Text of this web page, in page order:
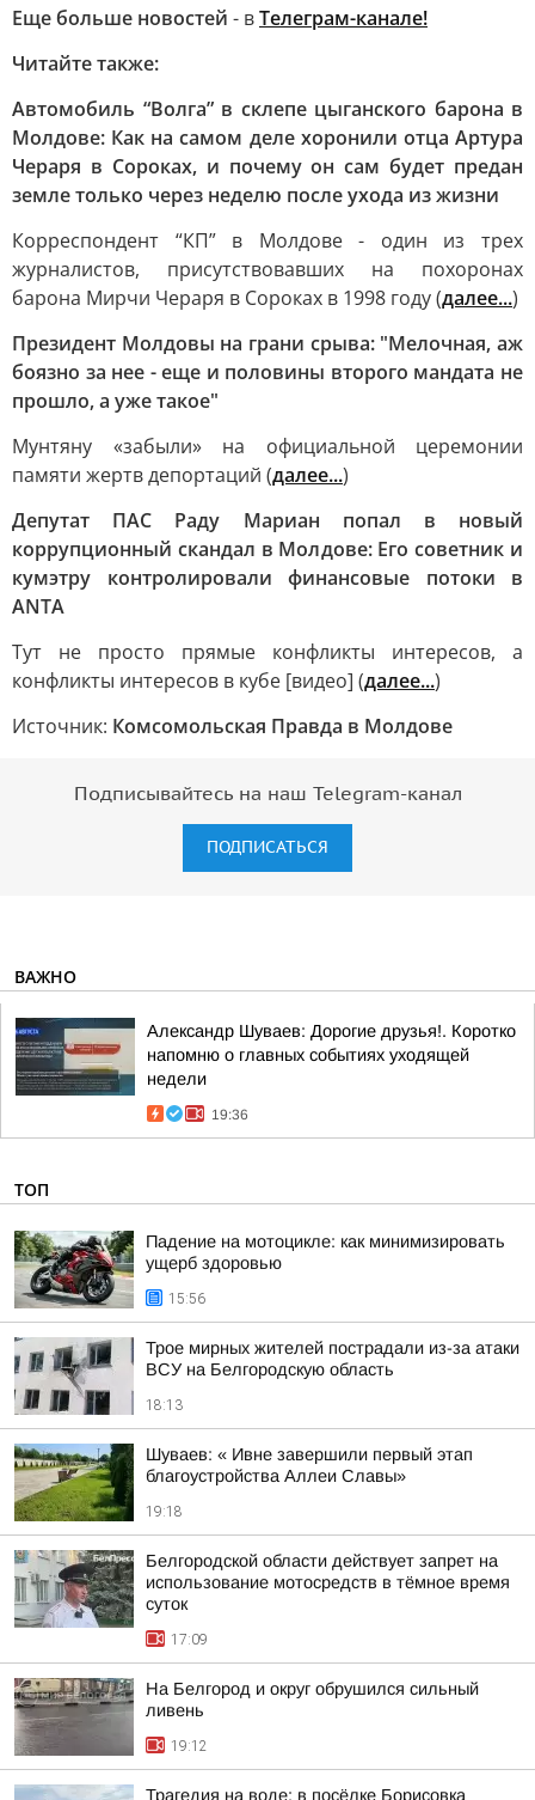
Еще больше новостей - вТелеграм-канале!
Читайте также:
Автомобиль “Волга” в склепе цыганского барона в
Молдове: Как на самом деле хоронили отца Артура
Чераря в Сороках, и почему он сам будет предан
земле только через неделю после ухода из жизни
Корреспондент “КП” в Молдове - один из трех
журналистов, присутствовавших на похоронах
барона Мирчи Чераря в Сороках в 1998 году (далее...)
Президент Молдовы на грани срыва: "Мелочная, аж
боязно за нее - еще и половины второго мандата не
прошло, а уже такое"
Мунтяну «забыли» на официальной церемонии
памяти жертв депортаций (далее...)
Депутат ПАС Раду Мариан попал в новый
коррупционный скандал в Молдове: Его советник и
кумэтру контролировали финансовые потоки в
ANTA
Тут не просто прямые конфликты интересов, а
конфликты интересов в кубе [видео] (далее...)
Источник: Комсомольская Правда в Молдове
Подписывайтесь на наш Telegram-канал
ПОДПИСАТЬСЯ
ВАЖНО
Александр Шуваев: Дорогие друзья!. Коротко
напомню о главных событиях уходящей
недели
19:36
ТОП
Падение на мотоцикле: как минимизировать
ущерб здоровью
15:56
Трое мирных жителей пострадали из-за атаки
ВСУ на Белгородскую область
18:13
Шуваев: « Ивне завершили первый этап
благоустройства Аллеи Славы»
19:18
Белгородской области действует запрет на
использование мотосредств в тёмное время
суток
17:09
На Белгород и округ обрушился сильный
ливень
19:12
Трагедия на воде: в посёлке Борисовка